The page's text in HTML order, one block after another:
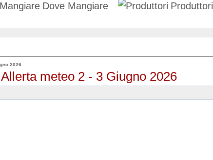
Dove Mangiare Produttori
2026
meteo 2 - 3 Giugno 2026